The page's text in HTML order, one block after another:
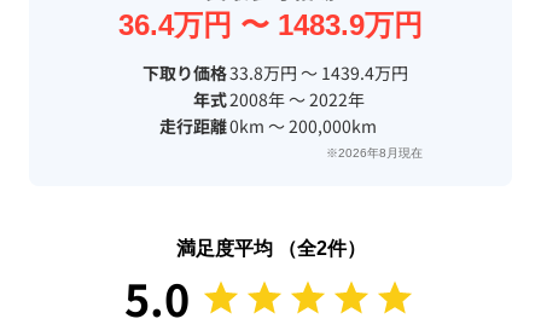
36.4万円 〜 1483.9万円
下取り価格33.8万円 〜 1439.4万円
年式2008年 〜 2022年
走行距離0km 〜 200,000km
※2026年8月現在
満足度平均 （全2件）
5.0